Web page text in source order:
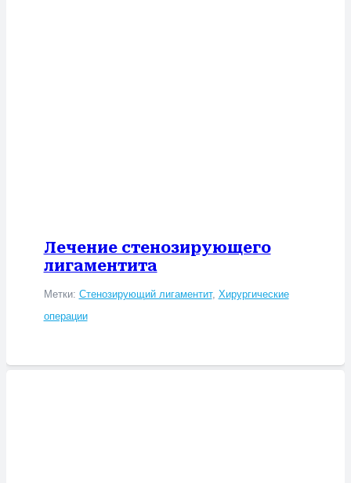
Лечение стенозирующего
лигаментита
Метки: Стенозирующий лигаментит, Хирургические
операции